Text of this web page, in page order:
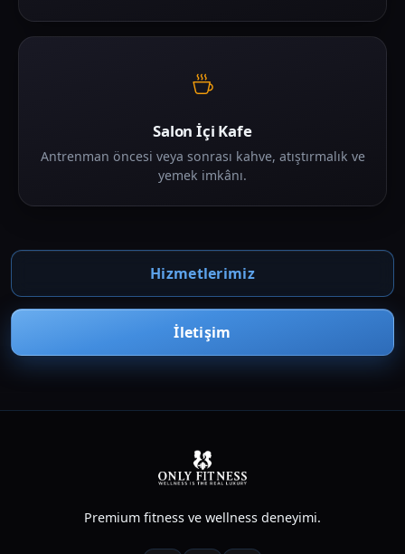
Salon İçi Kafe
Antrenman öncesi veya sonrası kahve, atıştırmalık ve
yemek imkânı.
Hizmetlerimiz
İletişim
Premium fitness ve wellness deneyimi.